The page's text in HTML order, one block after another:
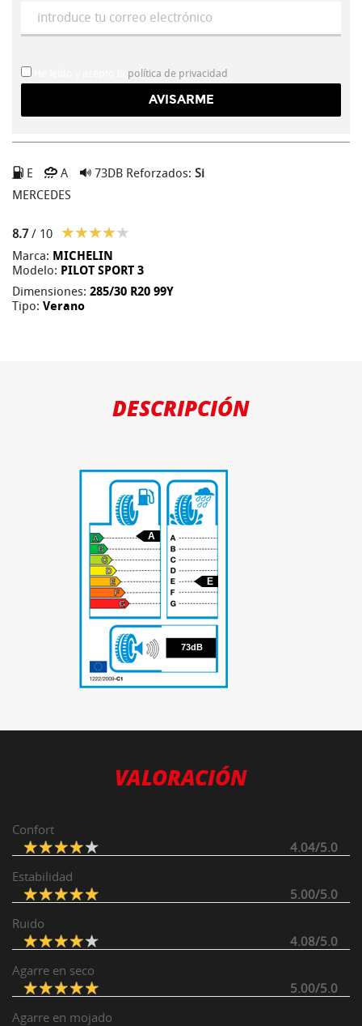
política de privacidad
E A 73DB Reforzados: Si
MERCEDES
8.7/ 10
Marca: MICHELIN
Modelo: PILOT SPORT 3
Dimensiones: 285/30 R20 99Y
Tipo: Verano
DESCRIPCIÓN
73
A
E
73dB
VALORACIÓN
Confort
4.04/5.0
Estabilidad
5.00/5.0
Ruido
4.08/5.0
Agarre en seco
5.00/5.0
Agarre en mojado